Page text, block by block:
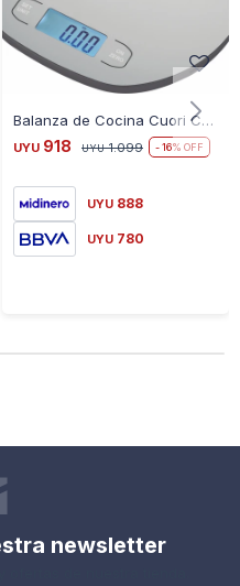
Balanza de Cocina Cuori CUO853 15KG
UYU 918 UYU 1.099 16
UYU 888
UYU 780
newsletter